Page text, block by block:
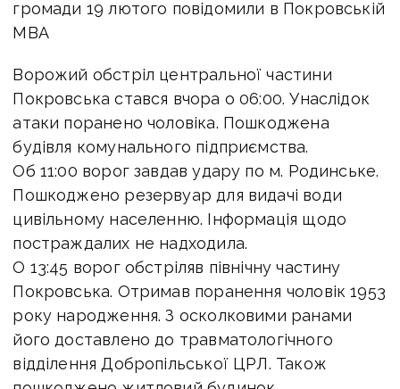
громади 19 лютого повідомили в Покровській
МВА
Ворожий обстріл центральної частини
Покровська стався вчора о 06:00. Унаслідок
атаки поранено чоловіка. Пошкоджена
будівля комунального підприємства.
Об 11:00 ворог завдав удару по м. Родинське.
Пошкоджено резервуар для видачі води
цивільному населенню. Інформація щодо
постраждалих не надходила.
О 13:45 ворог обстріляв північну частину
Покровська. Отримав поранення чоловік 1953
року народження. З осколковими ранами
його доставлено до травматологічного
відділення Добропільської ЦРЛ. Також